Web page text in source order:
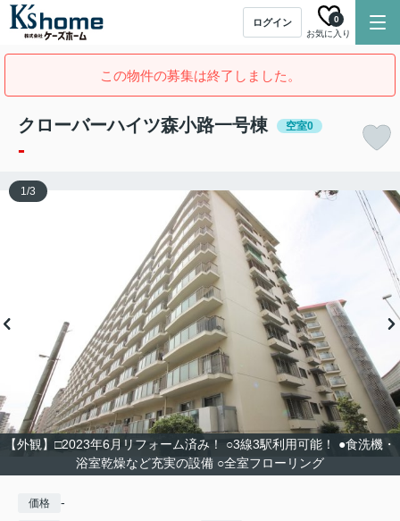
ログイン
お気に入り
0
この物件の募集は終了しました。
クローバーハイツ森小路一号棟 空室0
-
【外観】□2023年6月リフォーム済み！ ○3線3駅利用可能！ ●食洗機・
浴室乾燥など充実の設備 ○全室フローリング
1/3
価格 -